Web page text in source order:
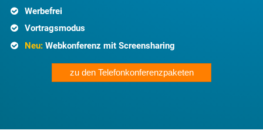
Werbefrei
Vortragsmodus
Neu: Webkonferenz mit Screensharing
zu den Telefonkonferenzpaketen